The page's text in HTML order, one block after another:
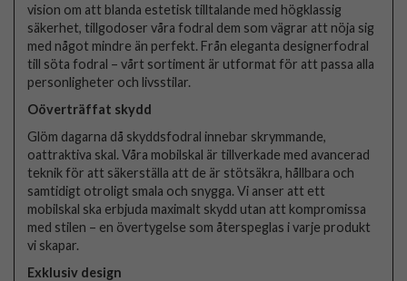
vision om att blanda estetisk tilltalande med högklassig
säkerhet, tillgodoser våra fodral dem som vägrar att nöja sig
med något mindre än perfekt. Från eleganta designerfodral
till söta fodral – vårt sortiment är utformat för att passa alla
personligheter och livsstilar.
Oöverträffat skydd
Glöm dagarna då skyddsfodral innebar skrymmande,
oattraktiva skal. Våra mobilskal är tillverkade med avancerad
teknik för att säkerställa att de är stötsäkra, hållbara och
samtidigt otroligt smala och snygga. Vi anser att ett
mobilskal ska erbjuda maximalt skydd utan att kompromissa
med stilen – en övertygelse som återspeglas i varje produkt
vi skapar.
Exklusiv design